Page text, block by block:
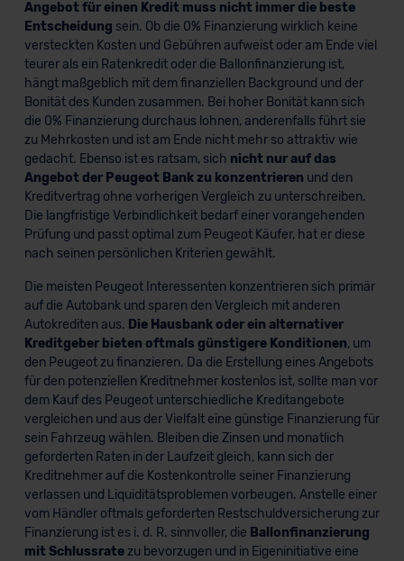
Angebot für einen Kredit muss nicht immer die beste
Entscheidung sein. Ob die 0% Finanzierung wirklich keine
versteckten Kosten und Gebühren aufweist oder am Ende viel
teurer als ein Ratenkredit oder die Ballonfinanzierung ist,
hängt maßgeblich mit dem finanziellen Background und der
Bonität des Kunden zusammen. Bei hoher Bonität kann sich
die 0% Finanzierung durchaus lohnen, anderenfalls führt sie
zu Mehrkosten und ist am Ende nicht mehr so attraktiv wie
gedacht. Ebenso ist es ratsam, sich nicht nur auf das
Angebot der Peugeot Bank zu konzentrieren und den
Kreditvertrag ohne vorherigen Vergleich zu unterschreiben.
Die langfristige Verbindlichkeit bedarf einer vorangehenden
Prüfung und passt optimal zum Peugeot Käufer, hat er diese
nach seinen persönlichen Kriterien gewählt.
Die meisten Peugeot Interessenten konzentrieren sich primär
auf die Autobank und sparen den Vergleich mit anderen
Autokrediten aus. Die Hausbank oder ein alternativer
Kreditgeber bieten oftmals günstigere Konditionen, um
den Peugeot zu finanzieren. Da die Erstellung eines Angebots
für den potenziellen Kreditnehmer kostenlos ist, sollte man vor
dem Kauf des Peugeot unterschiedliche Kreditangebote
vergleichen und aus der Vielfalt eine günstige Finanzierung für
sein Fahrzeug wählen. Bleiben die Zinsen und monatlich
geforderten Raten in der Laufzeit gleich, kann sich der
Kreditnehmer auf die Kostenkontrolle seiner Finanzierung
verlassen und Liquiditätsproblemen vorbeugen. Anstelle einer
vom Händler oftmals geforderten Restschuldversicherung zur
Finanzierung ist es i. d. R. sinnvoller, die Ballonfinanzierung
mit Schlussratezu bevorzugen und in Eigeninitiative eine